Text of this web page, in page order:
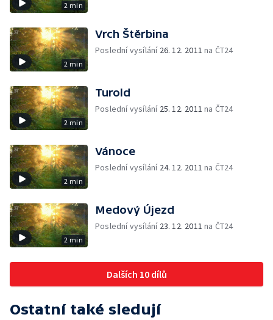
2 min
2 min
Vrch Štěrbina
Poslední vysílání 26. 12. 2011 na ČT24
2 min
Turold
Poslední vysílání 25. 12. 2011 na ČT24
2 min
Vánoce
Poslední vysílání 24. 12. 2011 na ČT24
2 min
Medový Újezd
Poslední vysílání 23. 12. 2011 na ČT24
Dalších 10 dílů
Ostatní také sledují